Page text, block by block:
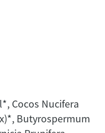
Cocos Nucifera
Butyrospermum